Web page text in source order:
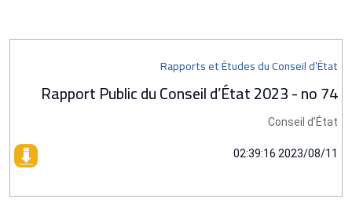
Rapports et Études du Conseil d’État
Rapport Public du Conseil d’État 2023 - no 74
Conseil d’État
2023/08/11 02:39:16